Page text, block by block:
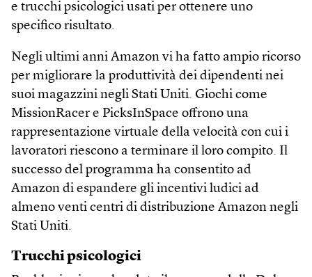
e trucchi psicologici usati per ottenere uno
specifico risultato.
Negli ultimi anni Amazon vi ha fatto ampio ricorso
per migliorare la produttività dei dipendenti nei
suoi magazzini negli Stati Uniti. Giochi come
MissionRacer e PicksInSpace offrono una
rappresentazione virtuale della velocità con cui i
lavoratori riescono a terminare il loro compito. Il
successo del programma ha consentito ad
Amazon di espandere gli incentivi ludici ad
almeno venti centri di distribuzione Amazon negli
Stati Uniti.
Trucchi psicologici